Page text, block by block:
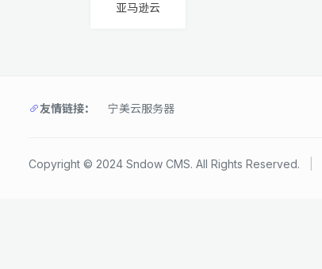
亚马逊云
友情链接： 宁美云服务器
Copyright © 2024 Sndow CMS. All Rights Reserved.